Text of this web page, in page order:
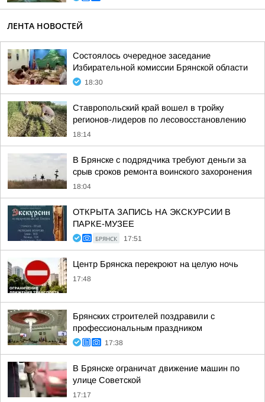
ЛЕНТА НОВОСТЕЙ
Состоялось очередное заседание
Избирательной комиссии Брянской области
18:30
Ставропольский край вошел в тройку
регионов-лидеров по лесовосстановлению
18:14
В Брянске с подрядчика требуют деньги за
срыв сроков ремонта воинского захоронения
18:04
ОТКРЫТА ЗАПИСЬ НА ЭКСКУРСИИ В
ПАРКЕ-МУЗЕЕ
БРЯНСК 17:51
Центр Брянска перекроют на целую ночь
17:48
Брянских строителей поздравили с
профессиональным праздником
17:38
В Брянске ограничат движение машин по
улице Советской
17:17